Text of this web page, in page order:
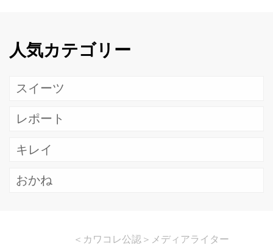
人気カテゴリー
スイーツ
レポート
キレイ
おかね
＜カワコレ公認＞メディアライター